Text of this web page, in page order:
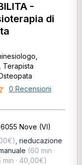
-
di
Terapista
0 Recensioni
Nove (VI)
rieducazione
(60 min ·
min · 40,00€)